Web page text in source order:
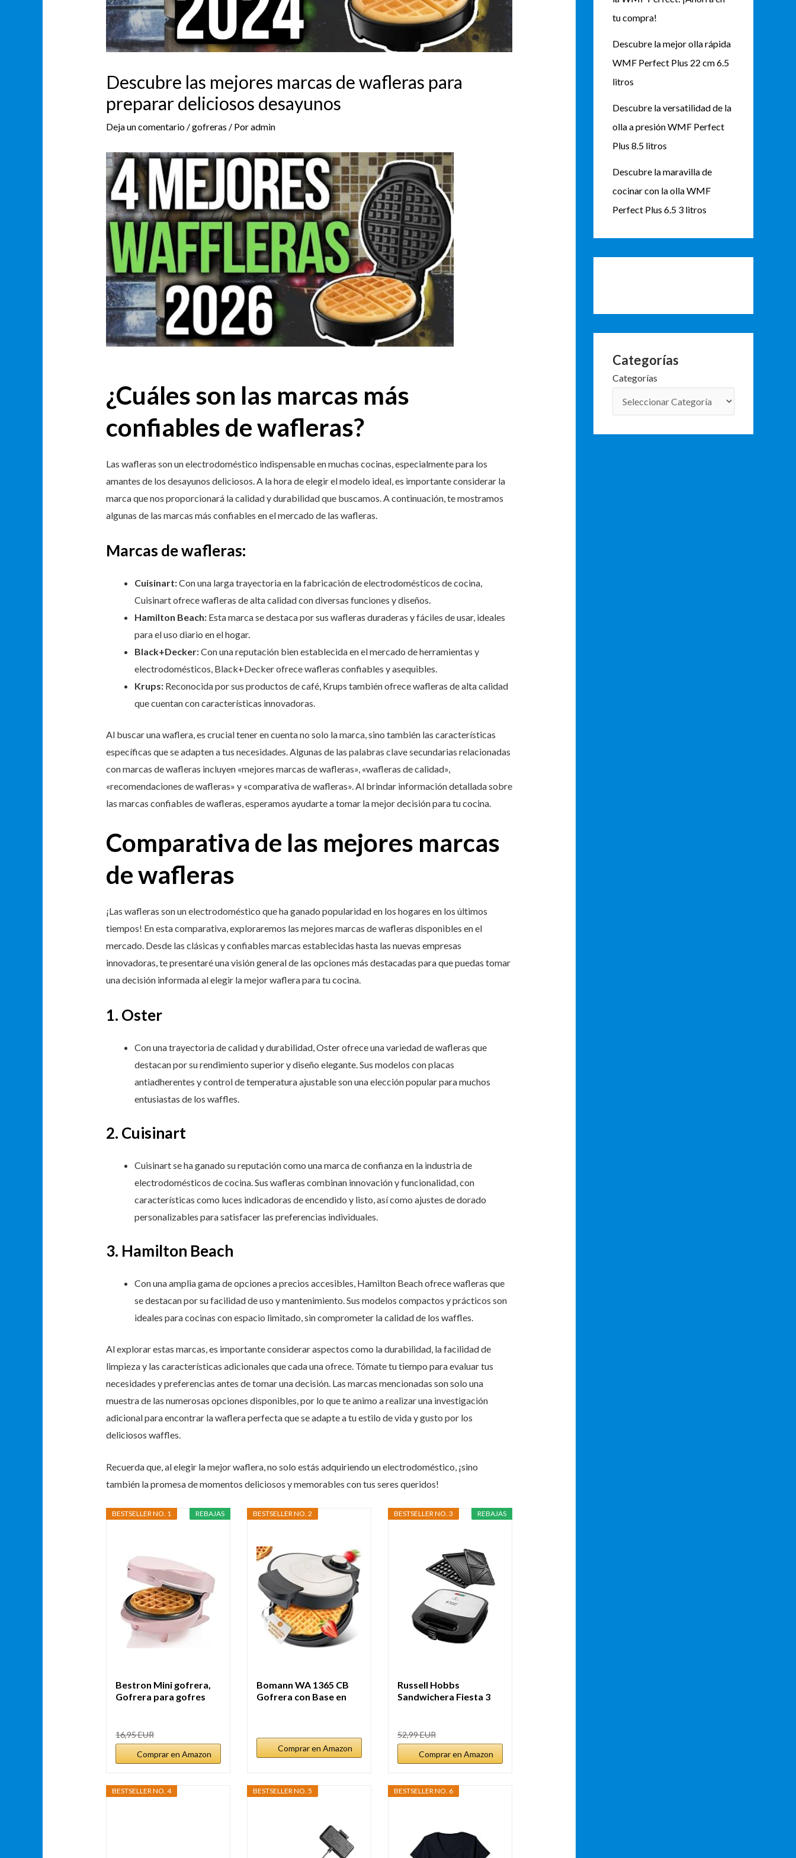
Descubre las mejores marcas de wafleras para
preparar deliciosos desayunos
Deja un comentario /gofreras / Poradmin
¿Cuáles son las marcas más
confiables de wafleras?
Las wafleras son un electrodoméstico indispensable en muchas cocinas, especialmente para los
amantes de los desayunos deliciosos. A la hora de elegir el modelo ideal, es importante considerar la
marca que nos proporcionará la calidad y durabilidad que buscamos. A continuación, te mostramos
algunas de las marcas más confiables en el mercado de las wafleras.
Marcas de wafleras:
Cuisinart:Con una larga trayectoria en la fabricación de electrodomésticos de cocina,
Cuisinart ofrece wafleras de alta calidad con diversas funciones y diseños.
Hamilton Beach:Esta marca se destaca por sus wafleras duraderas y fáciles de usar, ideales
para el uso diario en el hogar.
Black+Decker:Con una reputación bien establecida en el mercado de herramientas y
electrodomésticos, Black+Decker ofrece wafleras confiables y asequibles.
Krups:Reconocida por sus productos de café, Krups también ofrece wafleras de alta calidad
que cuentan con características innovadoras.
Al buscar una waflera, es crucial tener en cuenta no solo la marca, sino también las características
específicas que se adapten a tus necesidades. Algunas de las palabras clave secundarias relacionadas
con marcas de wafleras incluyen «mejores marcas de wafleras», «wafleras de calidad»,
«recomendaciones de wafleras» y «comparativa de wafleras». Al brindar información detallada sobre
las marcas confiables de wafleras, esperamos ayudarte a tomar la mejor decisión para tu cocina.
Comparativa de las mejores marcas
de wafleras
¡Las wafleras son un electrodoméstico que ha ganado popularidad en los hogares en los últimos
tiempos! En esta comparativa, exploraremos las mejores marcas de wafleras disponibles en el
mercado. Desde las clásicas y confiables marcas establecidas hasta las nuevas empresas
innovadoras, te presentaré una visión general de las opciones más destacadas para que puedas tomar
una decisión informada al elegir la mejor waflera para tu cocina.
1. Oster
Con una trayectoria de calidad y durabilidad, Oster ofrece una variedad de wafleras que
destacan por su rendimiento superior y diseño elegante. Sus modelos con placas
antiadherentes y control de temperatura ajustable son una elección popular para muchos
entusiastas de los waffles.
2. Cuisinart
Cuisinart se ha ganado su reputación como una marca de confianza en la industria de
electrodomésticos de cocina. Sus wafleras combinan innovación y funcionalidad, con
características como luces indicadoras de encendido y listo, así como ajustes de dorado
personalizables para satisfacer las preferencias individuales.
3. Hamilton Beach
Con una amplia gama de opciones a precios accesibles, Hamilton Beach ofrece wafleras que
se destacan por su facilidad de uso y mantenimiento. Sus modelos compactos y prácticos son
ideales para cocinas con espacio limitado, sin comprometer la calidad de los waffles.
Al explorar estas marcas, es importante considerar aspectos como la durabilidad, la facilidad de
limpieza y las características adicionales que cada una ofrece. Tómate tu tiempo para evaluar tus
necesidades y preferencias antes de tomar una decisión. Las marcas mencionadas son solo una
muestra de las numerosas opciones disponibles, por lo que te animo a realizar una investigación
adicional para encontrar la waflera perfecta que se adapte a tu estilo de vida y gusto por los
deliciosos waffles.
Recuerda que, al elegir la mejor waflera, no solo estás adquiriendo un electrodoméstico, ¡sino
también la promesa de momentos deliciosos y memorables con tus seres queridos!
REBAJAS
BESTSELLER NO. 1
Bestron Mini gofrera,
Gofrera para gofres
16,95 EUR
Comprar en Amazon
BESTSELLER NO. 2
Bomann WA 1365 CB
Gofrera con Base en
Comprar en Amazon
REBAJAS
BESTSELLER NO. 3
Russell Hobbs
Sandwichera Fiesta 3
52,99 EUR
Comprar en Amazon
BESTSELLER NO. 4 BESTSELLER NO. 5 BESTSELLER NO. 6
tu compra!
Descubre la mejor olla rápida
WMF Perfect Plus 22 cm 6.5
litros
Descubre la versatilidad de la
olla a presión WMF Perfect
Plus 8.5 litros
Descubre la maravilla de
cocinar con la olla WMF
Perfect Plus 6.5 3 litros
Categorías
Categorías